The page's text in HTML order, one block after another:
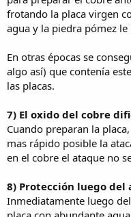
frotando la placa virgen
agua y la piedra pómez
En otras épocas se
algo así) que contenía
las placas.
7) El oxido del cobre
Cuando preparan la
mas rápido posible la
en el cobre el ataque no
8) Protección luego
Inmediatamente luego